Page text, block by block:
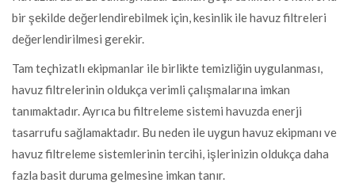
bir şekilde değerlendirebilmek için, kesinlik ile havuz filtreleri
değerlendirilmesi gerekir.
Tam teçhizatlı ekipmanlar ile birlikte temizliğin uygulanması,
havuz filtrelerinin oldukça verimli çalışmalarına imkan
tanımaktadır. Ayrıca bu filtreleme sistemi havuzda enerji
tasarrufu sağlamaktadır. Bu neden ile uygun havuz ekipmanı ve
havuz filtreleme sistemlerinin tercihi, işlerinizin oldukça daha
fazla basit duruma gelmesine imkan tanır.